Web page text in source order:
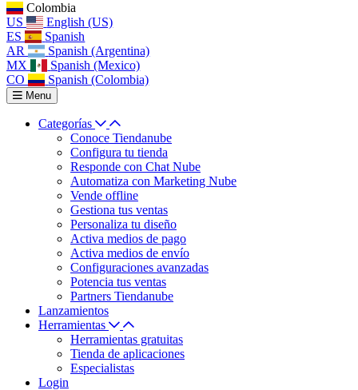
Colombia
US
English (US)
ES
Spanish
AR
Spanish (Argentina)
MX
Spanish (Mexico)
CO
Spanish (Colombia)
Menu
Categorías
Conoce Tiendanube
Configura tu tienda
Responde con Chat Nube
Automatiza con Marketing Nube
Vende offline
Gestiona tus ventas
Personaliza tu diseño
Activa medios de pago
Activa medios de envío
Configuraciones avanzadas
Potencia tus ventas
Partners Tiendanube
Lanzamientos
Herramientas
Herramientas gratuitas
Tienda de aplicaciones
Especialistas
Login